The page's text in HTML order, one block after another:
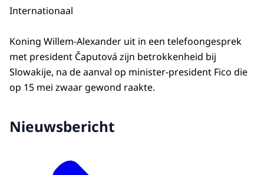
Internationaal
Koning Willem-Alexander uit in een telefoongesprek
met president Čaputová zijn betrokkenheid bij
Slowakije, na de aanval op minister-president Fico die
op 15 mei zwaar gewond raakte.
Nieuwsbericht